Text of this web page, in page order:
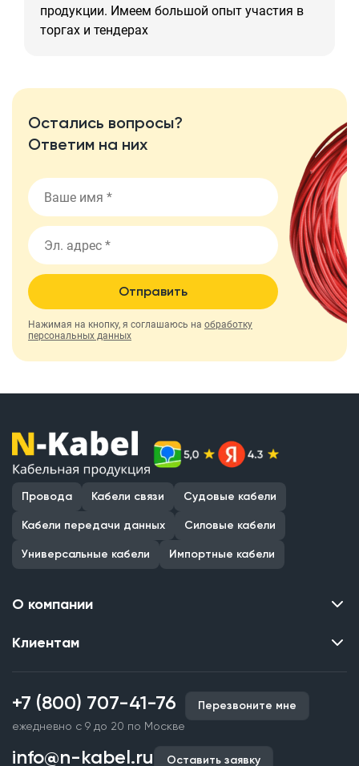
продукции. Имеем большой опыт участия в
торгах и тендерах
Остались вопросы?
Ответим на них
Отправить
Нажимая на кнопку, я соглашаюсь на обработку
персональных данных
Провода Кабели связи Судовые кабели
Кабели передачи данных Силовые кабели
Универсальные кабели Импортные кабели
О компании
Контакты
Наши объекты
Партнерство
Документы и реквизиты
Клиентам
Производство кабельной продукции
Срочное изготовление
Оплата и доставка
+7 (800) 707-41-76
ежедневно с 9 до 20 по Москве
Перезвоните мне
info@n-kabel.ru Оставить заявку